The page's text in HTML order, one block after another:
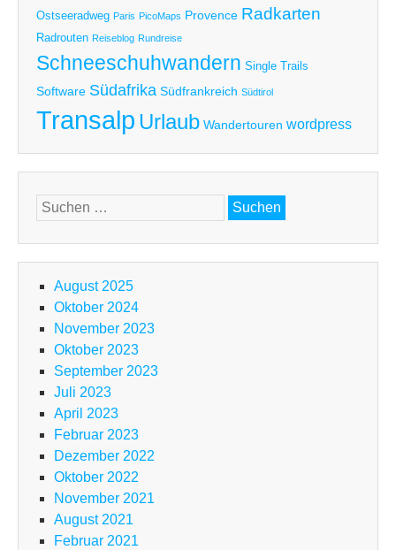
Ostseeradweg Paris PicoMaps Provence Radkarten
Radrouten Reiseblog Rundreise
Schneeschuhwandern Single Trails
Software Südafrika Südfrankreich Südtirol
Transalp Urlaub Wandertouren wordpress
Suchen
nach:
August 2025
Oktober 2024
November 2023
Oktober 2023
September 2023
Juli 2023
April 2023
Februar 2023
Dezember 2022
Oktober 2022
November 2021
August 2021
Februar 2021